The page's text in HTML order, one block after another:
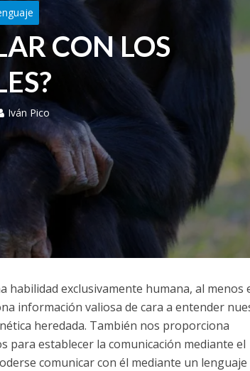
CON LOS
Iván Pico
habilidad exclusivamente humana, al menos
información valiosa de cara a entender
heredada. También nos proporciona
para establecer la comunicación mediante el
comunicar con él mediante un lenguaje